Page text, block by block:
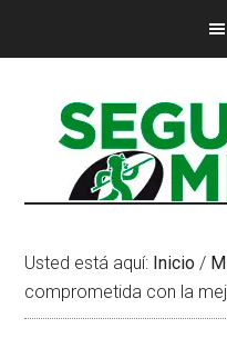
principal
Usted está aquí: Inicio /
comprometida con la